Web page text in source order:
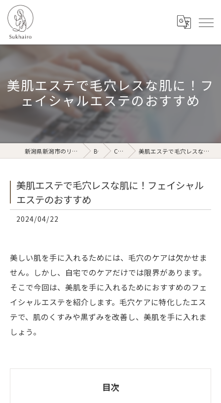
美肌エステで毛穴レスな肌に！フ
ェイシャルエステのおすすめ
新潟県新潟市のリラクゼーションならSukhairo Blog Column 美肌エステで毛穴レスな肌に！フェイシャルエステのおすすめ
美肌エステで毛穴レスな肌に！フェイシャル
エステのおすすめ
2024/04/22
美しい肌を手に入れるためには、毛穴のケアは欠かせま
せん。しかし、自宅でのケアだけでは限界があります。
そこで今回は、美肌を手に入れるためにおすすめのフェ
イシャルエステを紹介します。毛穴ケアに特化したエス
テで、肌のくすみや黒ずみを改善し、美肌を手に入れま
しょう。
目次